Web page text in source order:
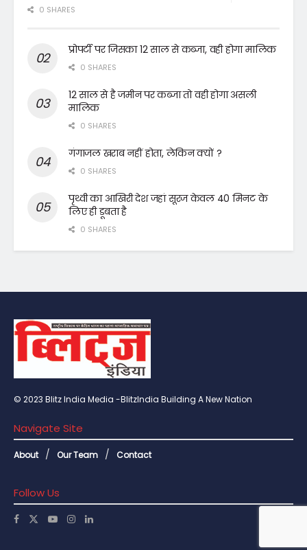
0 SHARES
प्रोपर्टी पर जिसका 12 साल से कब्जा, वही होगा मालिक
0 SHARES
12 साल से है जमीन पर कब्जा तो वही होगा असली
मालिक
0 SHARES
गंगाजल खराब नहीं होता, लेकिन क्यों ?
0 SHARES
पृथ्वी का आखिरी देश जहां सूरज केवल 40 मिनट के
लिए ही डूबता है
0 SHARES
© 2023 Blitz India Media -BlitzIndia Building A New Nation
Navigate Site
About Our Team Contact
Follow Us